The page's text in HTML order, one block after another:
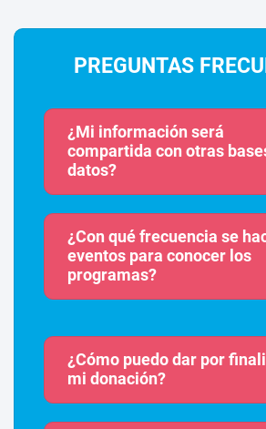
PREGUNTAS
¿Mi información será
compartida con otras
datos?
¿Con qué frecuencia se
eventos para conocer los
programas?
¿Cómo puedo dar por
mi donación?